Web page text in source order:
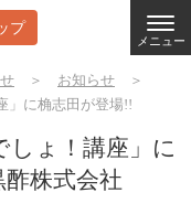
プ
メニュー
＞ お知らせ ＞
」に桷志田が登場!!
ょ！講座」に
株式会社